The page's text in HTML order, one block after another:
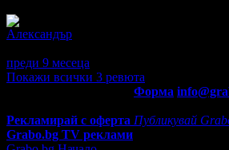
Александър
преди 9 месеца
Покажи всички 3 ревюта
Форма
Рекламирай с оферта Публикувай
Grabo.bg TV реклами